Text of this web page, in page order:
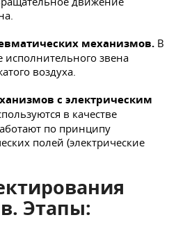
механизмов. В
звена
воздуха.
с электрическим
в качестве
по принципу
полей (электрические
Этапы: